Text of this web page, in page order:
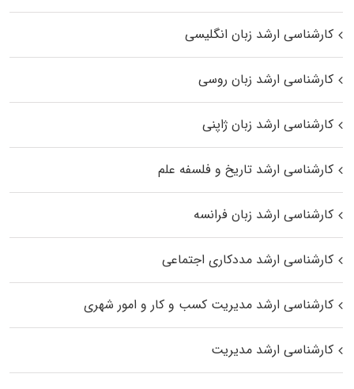
کارشناسی ارشد زبان انگلیسی
کارشناسی ارشد زبان روسی
کارشناسی ارشد زبان ژاپنی
کارشناسی ارشد تاریخ و فلسفه علم
کارشناسی ارشد زبان فرانسه
کارشناسی ارشد مددکاری اجتماعی
کارشناسی ارشد مدیریت کسب و کار و امور شهری
کارشناسی ارشد مدیریت